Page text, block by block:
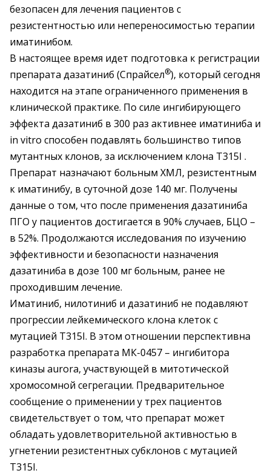
безопасен для лечения пациентов с
резистентностью или непереносимостью терапии
иматинибом.
В настоящее время идет подготовка к регистрации
препарата дазатиниб (Спрайсел®), который сегодня
находится на этапе ограниченного применения в
клинической практике. По силе ингибирующего
эффекта дазатиниб в 300 раз активнее иматиниба и
in vitro способен подавлять большинство типов
мутантных клонов, за исключением клона T315I .
Препарат назначают больным ХМЛ, резистентным
к иматинибу, в суточной дозе 140 мг. Получены
данные о том, что после применения дазатиниба
ПГО у пациентов достигается в 90% случаев, БЦО –
в 52%. Продолжаются исследования по изучению
эффективности и безопасности назначения
дазатиниба в дозе 100 мг больным, ранее не
проходившим лечение.
Иматиниб, нилотиниб и дазатиниб не подавляют
прогрессии лейкемического клона клеток с
мутацией T315I. В этом отношении перспективна
разработка препарата МК-0457 – ингибитора
киназы aurora, участвующей в митотической
хромосомной сегрегации. Предварительное
сообщение о применении у трех пациентов
свидетельствует о том, что препарат может
обладать удовлетворительной активностью в
угнетении резистентных субклонов с мутацией
T315I.